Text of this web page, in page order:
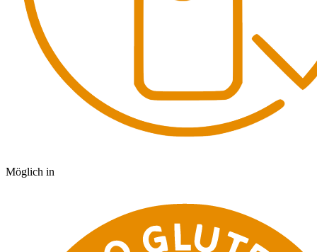
Möglich in